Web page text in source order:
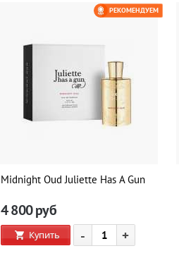
Midnight Oud Juliette Has A Gun
4 800руб
Купить - +
РЕКОМЕНДУЕМ